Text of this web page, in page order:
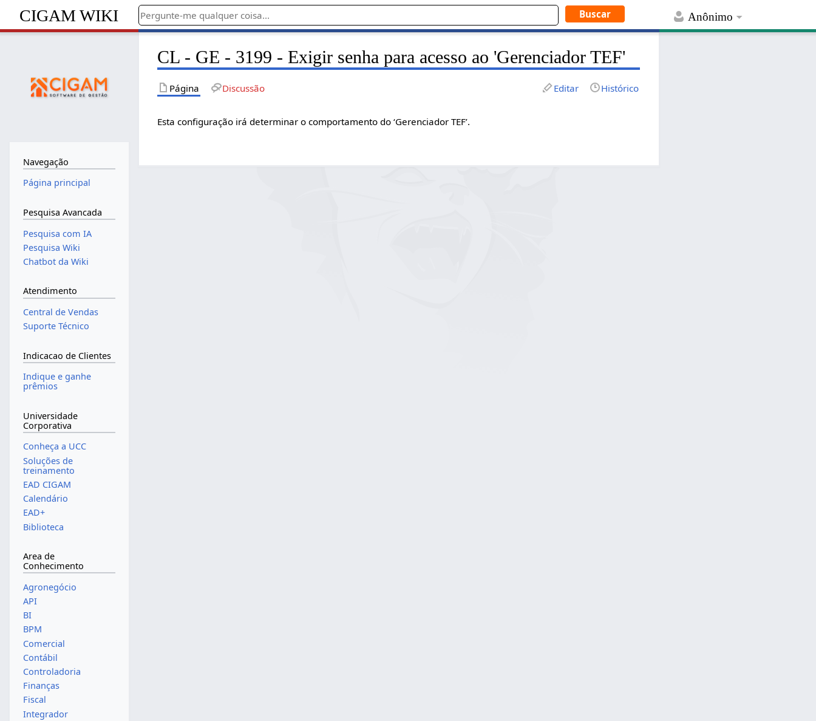
Anônimo
CIGAM WIKI
CL - GE - 3199 - Exigir senha para acesso ao 'Gerenciador TEF'
Página Discussão Editar Histórico
Esta configuração irá determinar o comportamento do ‘Gerenciador TEF’.
Navegação
Página principal
Pesquisa Avancada
Pesquisa com IA
Pesquisa Wiki
Chatbot da Wiki
Atendimento
Central de Vendas
Suporte Técnico
Indicacao de Clientes
Indique e ganhe
prêmios
Universidade
Corporativa
Conheça a UCC
Soluções de
treinamento
EAD CIGAM
Calendário
EAD+
Biblioteca
Area de
Conhecimento
Agronegócio
API
BI
BPM
Comercial
Contábil
Controladoria
Finanças
Fiscal
Integrador